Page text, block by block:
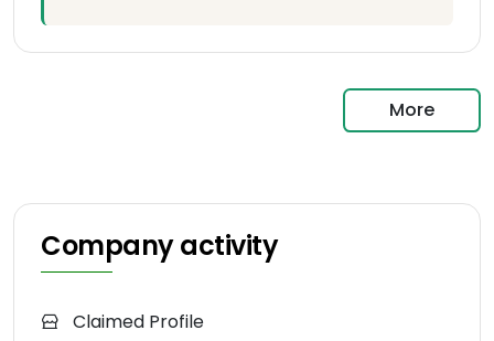
More
Company activity
Claimed Profile